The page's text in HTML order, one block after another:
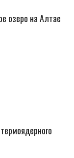
озеро на Алтае